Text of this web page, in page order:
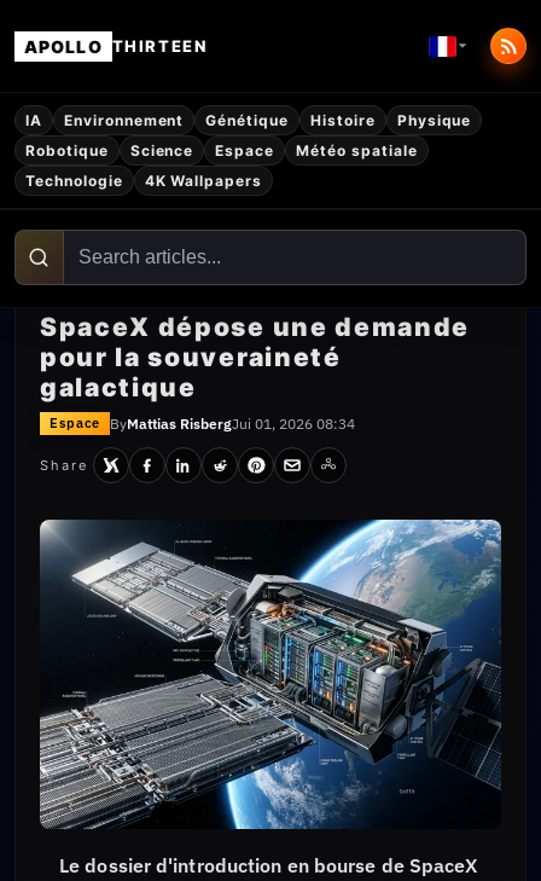
APOLLO THIRTEEN
IA Environnement Génétique Histoire
Physique
Robotique
Science Espace
Météo spatiale
Technologie
4K Wallpapers
SpaceX dépose une demande
pour la souveraineté
galactique
Espace ByMattias RisbergJui 01, 2026 08:34
Share
Le dossier d'introduction en bourse de SpaceX